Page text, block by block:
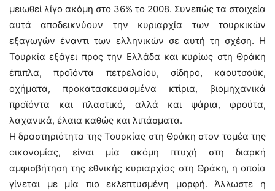
μειωθεί λίγο ακόμη στο 36% το 2008. Συνεπώς τα στοιχεία
αυτά αποδεικνύουν την κυριαρχία των τουρκικών
εξαγωγών έναντι των ελληνικών σε αυτή τη σχέση. Η
Τουρκία εξάγει προς την Ελλάδα και κυρίως στη Θράκη
έπιπλα, προϊόντα πετρελαίου, σίδηρο, καουτσούκ,
οχήματα, προκατασκευασμένα κτίρια, βιομηχανικά
προϊόντα και πλαστικό, αλλά και ψάρια, φρούτα,
λαχανικά, έλαια καθώς και λιπάσματα.
Η δραστηριότητα της Τουρκίας στη Θράκη στον τομέα της
οικονομίας, είναι μία ακόμη πτυχή στη διαρκή
αμφισβήτηση της εθνικής κυριαρχίας στη Θράκη, η οποία
γίνεται με μία πιο εκλεπτυσμένη μορφή. Άλλωστε η